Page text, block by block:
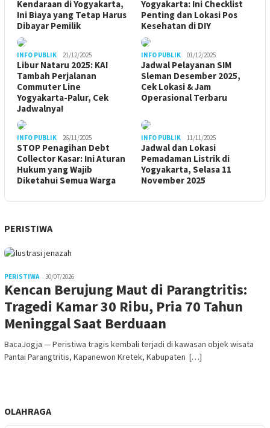
Kendaraan di Yogyakarta,
Ini Biaya yang Tetap Harus
Dibayar Pemilik
Yogyakarta: Ini Checklist
Penting dan Lokasi Pos
Kesehatan di DIY
INFO PUBLIK 21/12/2025
Libur Nataru 2025: KAI
Tambah Perjalanan
Commuter Line
Yogyakarta-Palur, Cek
Jadwalnya!
INFO PUBLIK 01/12/2025
Jadwal Pelayanan SIM
Sleman Desember 2025,
Cek Lokasi & Jam
Operasional Terbaru
INFO PUBLIK 26/11/2025
STOP Penagihan Debt
Collector Kasar: Ini Aturan
Hukum yang Wajib
Diketahui Semua Warga
INFO PUBLIK 11/11/2025
Jadwal dan Lokasi
Pemadaman Listrik di
Yogyakarta, Selasa 11
November 2025
PERISTIWA
PERISTIWA 30/07/2026
Kencan Berujung Maut di Parangtritis:
Tragedi Kamar 30 Ribu, Pria 70 Tahun
Meninggal Saat Berduaan
BacaJogja — Peristiwa tragis kembali terjadi di kawasan objek wisata
Pantai Parangtritis, Kapanewon Kretek, Kabupaten […]
OLAHRAGA